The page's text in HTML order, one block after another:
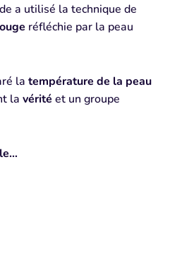
a utilisé la technique de
réfléchie par la peau
la température de la peau
la vérité et un groupe